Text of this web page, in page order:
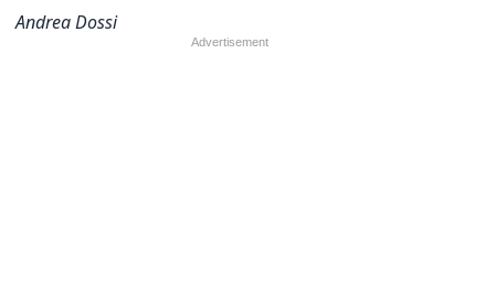
Andrea Dossi